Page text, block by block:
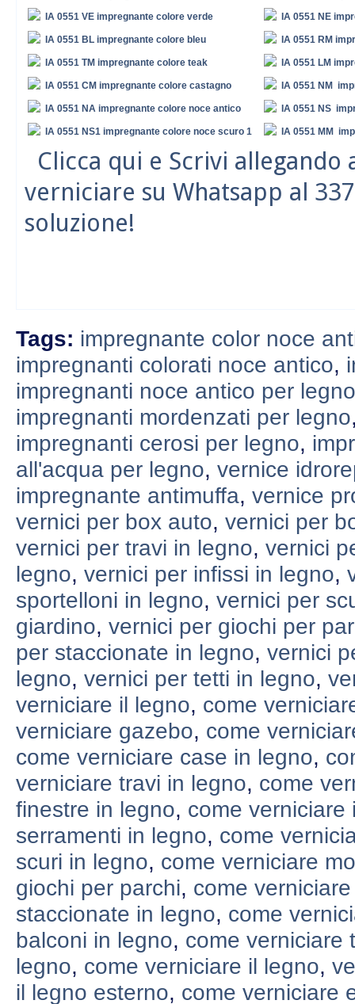
IA 0551 VE impregnante colore verde IA 0551 NE
IA 0551 BL impregnante colore bleu IA 0551 RM
IA 0551 TM impregnante colore teak IA 0551 LM
IA 0551 CM impregnante colore castagno IA 0551 NM
IA 0551 NA impregnante colore noce antico IA 0551 NS
IA 0551 NS1 impregnante colore noce scuro 1 IA 0551 MM
Clicca qui e Scrivi
verniciare su Whatsapp al
soluzione!
Tags: impregnante color noce
impregnanti colorati noce antico,
impregnanti noce antico per legno
impregnanti mordenzati per legno
impregnanti cerosi per legno,
all'acqua per legno, vernice
impregnante antimuffa, vernice
vernici per box auto, vernici per
vernici per travi in legno, vernici
legno, vernici per infissi in legno,
sportelloni in legno, vernici per
giardino, vernici per giochi per
per staccionate in legno, vernici
legno, vernici per tetti in legno,
verniciare il legno, come
verniciare gazebo, come
come verniciare case in legno,
verniciare travi in legno, come
finestre in legno, come verniciare
serramenti in legno, come
scuri in legno, come verniciare
giochi per parchi, come
staccionate in legno, come
balconi in legno, come verniciare
legno, come verniciare il legno,
il legno esterno, come verniciare